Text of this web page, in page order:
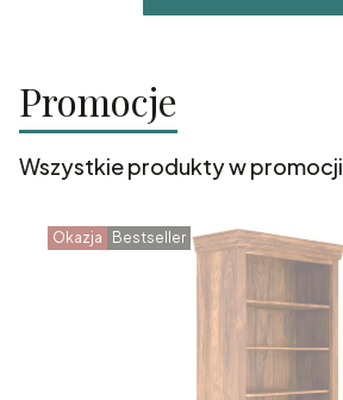
Promocje
Wszystkie produkty w promocji
Okazja Bestseller